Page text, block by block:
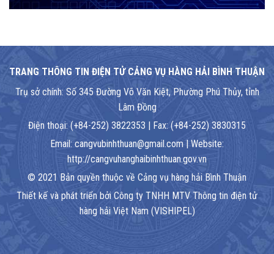
TRANG THÔNG TIN ĐIỆN TỬ CẢNG VỤ HÀNG HẢI BÌNH THUẬN
Trụ sở chính: Số 345 Đường Võ Văn Kiệt, Phường Phú Thủy, tỉnh
Lâm Đồng
Điện thoại: (+84-252) 3822353 | Fax: (+84-252) 3830315
Email: cangvubinhthuan@gmail.com | Website:
http://cangvuhanghaibinhthuan.gov.vn
© 2021 Bản quyền thuộc về Cảng vụ hàng hải Bình Thuận
Thiết kế và phát triển bởi Công ty TNHH MTV Thông tin điện tử
hàng hải Việt Nam (VISHIPEL)